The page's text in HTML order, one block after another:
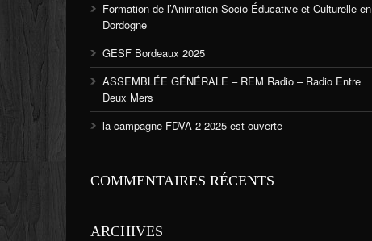
Formation de l’Animation Socio-Éducative et Culturelle en
Dordogne
GESF Bordeaux 2025
ASSEMBLÉE GÉNÉRALE – REM Radio – Radio Entre
Deux Mers
la campagne FDVA 2 2025 est ouverte
COMMENTAIRES RÉCENTS
ARCHIVES